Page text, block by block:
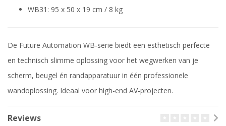
WB31: 95 x 50 x 19 cm / 8 kg
De Future Automation WB-serie biedt een esthetisch perfecte
en technisch slimme oplossing voor het wegwerken van je
scherm, beugel én randapparatuur in één professionele
wandoplossing. Ideaal voor high-end AV-projecten.
Reviews